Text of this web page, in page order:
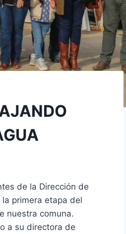
de la Dirección de
primera etapa del
nuestra comuna.
a su directora de